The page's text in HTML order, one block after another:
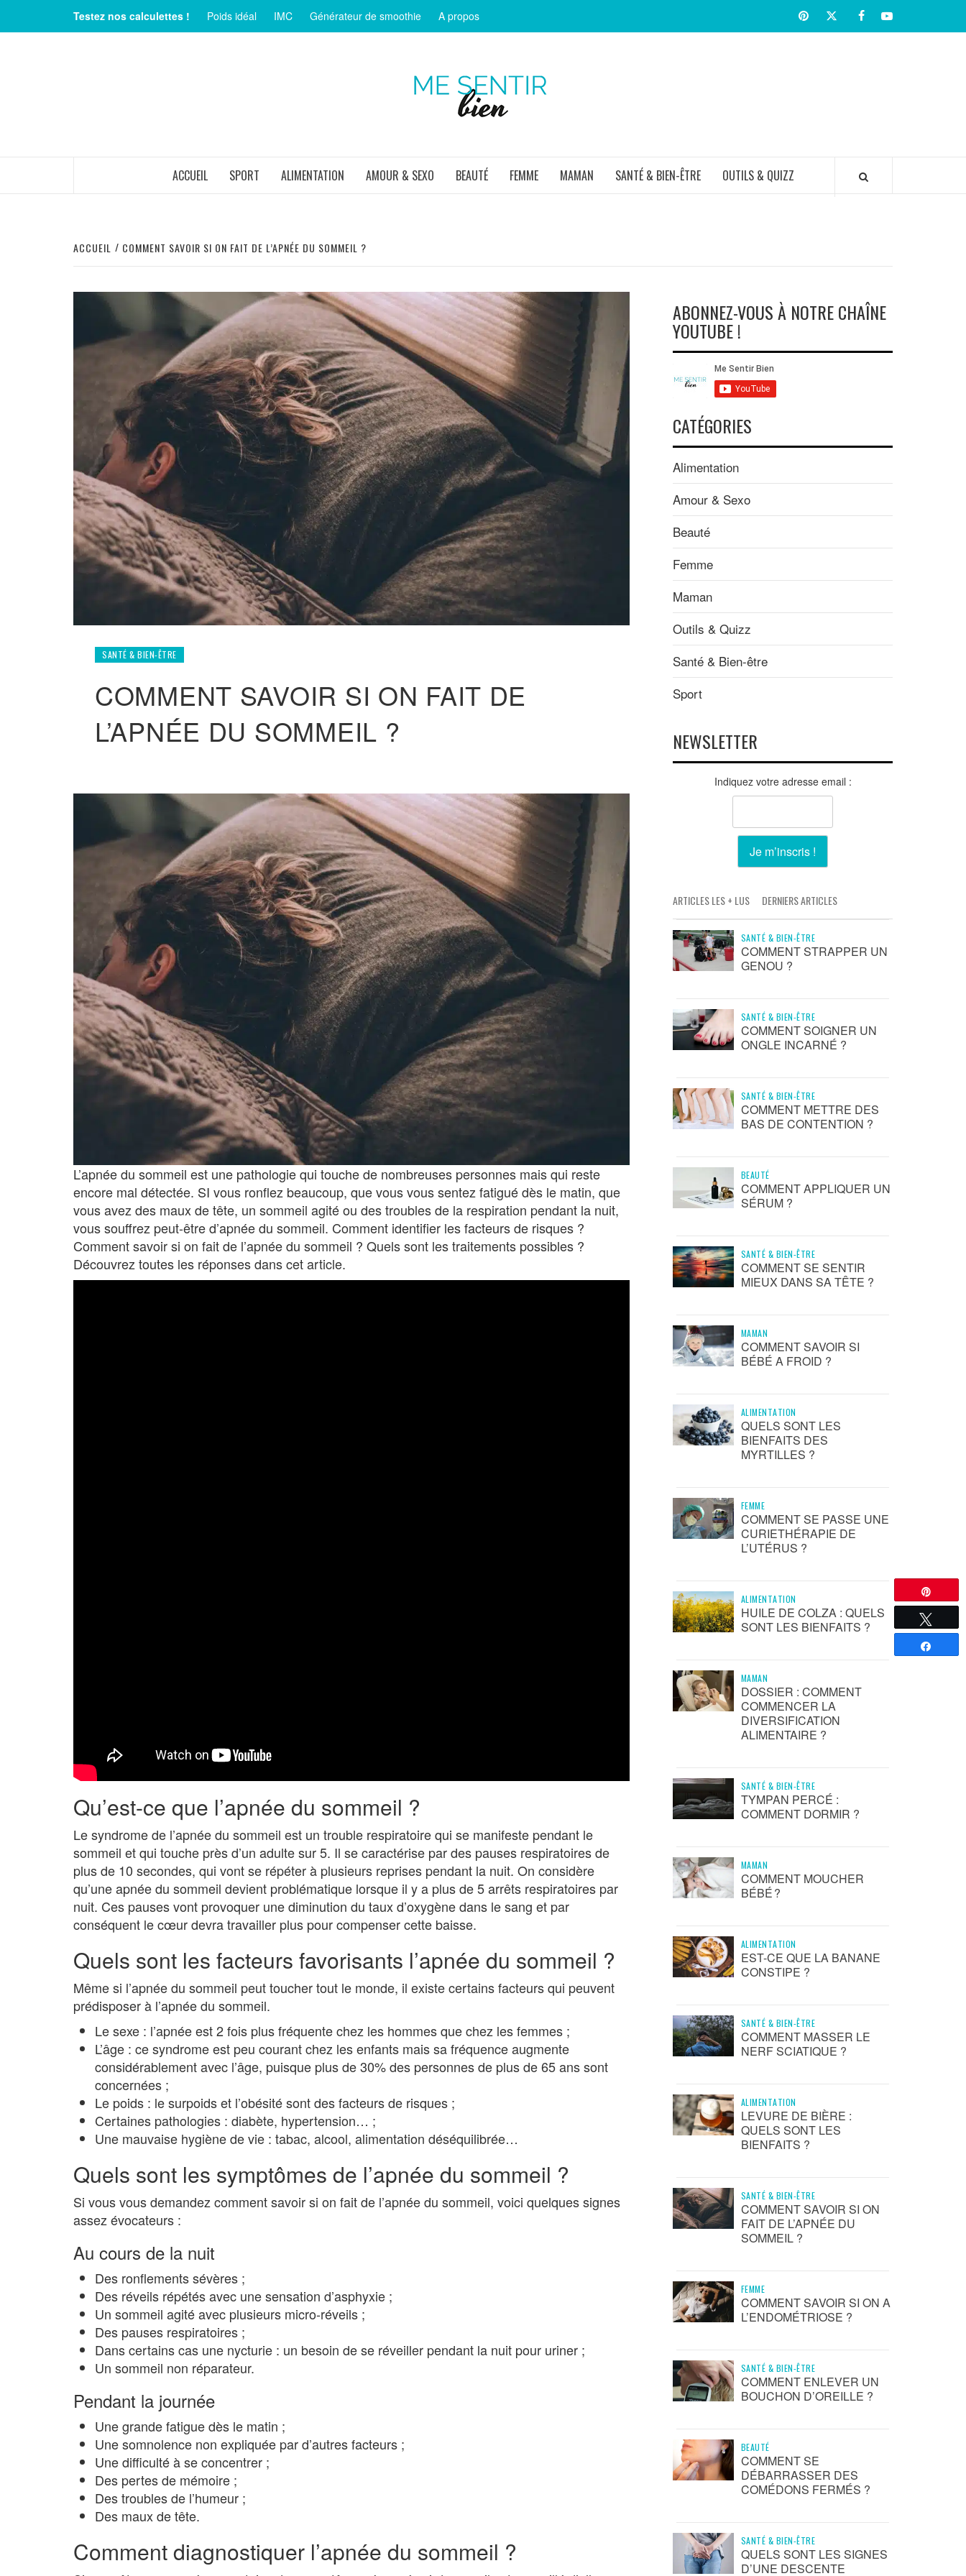
contenu
Testez nos calculettes ! Poids idéal IMC Générateur de smoothie A propos PinterestTwitter facebookYoutube
ACCUEIL SPORT ALIMENTATION AMOUR & SEXO BEAUTÉ FEMME MAMAN SANTÉ & BIEN-ÊTRE OUTILS & QUIZZ
ACCUEIL COMMENT SAVOIR SI ON FAIT DE L’APNÉE DU SOMMEIL ?
SANTÉ & BIEN-ÊTRE
COMMENT SAVOIR SI ON FAIT DE
L’APNÉE DU SOMMEIL ?
L’apnée du sommeil est une pathologie qui touche de nombreuses personnes mais qui reste
encore mal détectée. SI vous ronflez beaucoup, que vous vous sentez fatigué dès le matin, que
vous avez des maux de tête, un sommeil agité ou des troubles de la respiration pendant la nuit,
vous souffrez peut-être d’apnée du sommeil. Comment identifier les facteurs de risques ?
Comment savoir si on fait de l’apnée du sommeil ? Quels sont les traitements possibles ?
Découvrez toutes les réponses dans cet article.
Qu’est-ce que l’apnée du sommeil ?
Le syndrome de l’apnée du sommeil est un trouble respiratoire qui se manifeste pendant le
sommeil et qui touche près d’un adulte sur 5. Il se caractérise par des pauses respiratoires de
plus de 10 secondes, qui vont se répéter à plusieurs reprises pendant la nuit. On considère
qu’une apnée du sommeil devient problématique lorsque il y a plus de 5 arrêts respiratoires par
nuit. Ces pauses vont provoquer une diminution du taux d’oxygène dans le sang et par
conséquent le cœur devra travailler plus pour compenser cette baisse.
Quels sont les facteurs favorisants l’apnée du sommeil ?
Même si l’apnée du sommeil peut toucher tout le monde, il existe certains facteurs qui peuvent
prédisposer à l’apnée du sommeil.
Le sexe : l’apnée est 2 fois plus fréquente chez les hommes que chez les femmes ;
L’âge : ce syndrome est peu courant chez les enfants mais sa fréquence augmente
considérablement avec l’âge, puisque plus de 30% des personnes de plus de 65 ans sont
concernées ;
Le poids : le surpoids et l’obésité sont des facteurs de risques ;
Certaines pathologies : diabète, hypertension… ;
Une mauvaise hygiène de vie : tabac, alcool, alimentation déséquilibrée…
Quels sont les symptômes de l’apnée du sommeil ?
Si vous vous demandez comment savoir si on fait de l’apnée du sommeil, voici quelques signes
assez évocateurs :
Au cours de la nuit
Des ronflements sévères ;
Des réveils répétés avec une sensation d’asphyxie ;
Un sommeil agité avec plusieurs micro-réveils ;
Des pauses respiratoires ;
Dans certains cas une nycturie : un besoin de se réveiller pendant la nuit pour uriner ;
Un sommeil non réparateur.
Pendant la journée
Une grande fatigue dès le matin ;
Une somnolence non expliquée par d’autres facteurs ;
Une difficulté à se concentrer ;
Des pertes de mémoire ;
Des troubles de l’humeur ;
Des maux de tête.
Comment diagnostiquer l’apnée du sommeil ?
ABONNEZ-VOUS À NOTRE CHAÎNE
YOUTUBE !
CATÉGORIES
Alimentation
Amour & Sexo
Beauté
Femme
Maman
Outils & Quizz
Santé & Bien-être
Sport
NEWSLETTER
Indiquez votre adresse email :
ARTICLES LES + LUS DERNIERS ARTICLES
SANTÉ & BIEN-ÊTRE
COMMENT STRAPPER UN
GENOU ?
SANTÉ & BIEN-ÊTRE
COMMENT SOIGNER UN
ONGLE INCARNÉ ?
SANTÉ & BIEN-ÊTRE
COMMENT METTRE DES
BAS DE CONTENTION ?
BEAUTÉ
COMMENT APPLIQUER UN
SÉRUM ?
SANTÉ & BIEN-ÊTRE
COMMENT SE SENTIR
MIEUX DANS SA TÊTE ?
MAMAN
COMMENT SAVOIR SI
BÉBÉ A FROID ?
ALIMENTATION
QUELS SONT LES
BIENFAITS DES
MYRTILLES ?
FEMME
COMMENT SE PASSE UNE
CURIETHÉRAPIE DE
L’UTÉRUS ?
ALIMENTATION
HUILE DE COLZA : QUELS
SONT LES BIENFAITS ?
MAMAN
DOSSIER : COMMENT
COMMENCER LA
DIVERSIFICATION
ALIMENTAIRE ?
SANTÉ & BIEN-ÊTRE
TYMPAN PERCÉ :
COMMENT DORMIR ?
MAMAN
COMMENT MOUCHER
BÉBÉ ?
ALIMENTATION
EST-CE QUE LA BANANE
CONSTIPE ?
SANTÉ & BIEN-ÊTRE
COMMENT MASSER LE
NERF SCIATIQUE ?
ALIMENTATION
LEVURE DE BIÈRE :
QUELS SONT LES
BIENFAITS ?
SANTÉ & BIEN-ÊTRE
COMMENT SAVOIR SI ON
FAIT DE L’APNÉE DU
SOMMEIL ?
FEMME
COMMENT SAVOIR SI ON A
L’ENDOMÉTRIOSE ?
SANTÉ & BIEN-ÊTRE
COMMENT ENLEVER UN
BOUCHON D’OREILLE ?
BEAUTÉ
COMMENT SE
DÉBARRASSER DES
COMÉDONS FERMÉS ?
SANTÉ & BIEN-ÊTRE
QUELS SONT LES SIGNES
D’UNE DESCENTE